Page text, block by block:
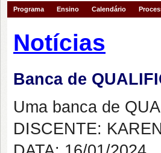
Programa Ensino Calendário
Notícias
Banca de
Uma banca de
DISCENTE: